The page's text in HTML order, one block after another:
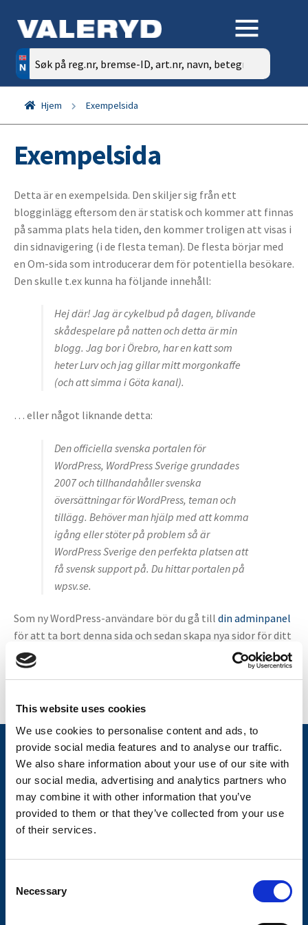
This website uses cookies
We use cookies to personalise content and ads, to
provide social media features and to analyse our traffic.
We also share information about your use of our site with
our social media, advertising and analytics partners who
may combine it with other information that you’ve
provided to them or that they’ve collected from your use
of their services.
Necessary
Søk
etter:
Hjem Exempelsida
Exempelsida
Detta är en exempelsida. Den skiljer sig från ett
blogginlägg eftersom den är statisk och kommer att finnas
på samma plats hela tiden, den kommer troligen att visas i
din sidnavigering (i de flesta teman). De flesta börjar med
en Om-sida som introducerar dem för potentiella besökare.
Den skulle t.ex kunna ha följande innehåll:
Hej där! Jag är cykelbud på dagen, blivande
skådespelare på natten och detta är min
blogg. Jag bor i Örebro, har en katt som
heter Lurv och jag gillar mitt morgonkaffe
(och att simma i Göta kanal).
… eller något liknande detta:
Den officiella svenska portalen för
WordPress, WordPress Sverige grundades
2007 och tillhandahåller svenska
översättningar för WordPress, teman och
tillägg. Behöver man hjälp med att komma
igång eller stöter på problem så är
WordPress Sverige den perfekta platsen att
få svensk support på. Du hittar portalen på
wpsv.se.
Som ny WordPress-användare bör du gå till din adminpanel
för att ta bort denna sida och sedan skapa nya sidor för ditt
innehåll. Ha det så kul!
Nyheter
Tilhengermerke
Tilhengerservice
Produkter